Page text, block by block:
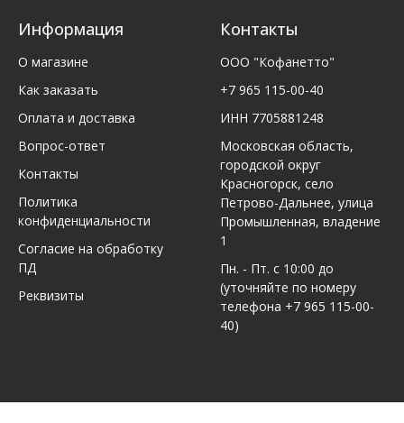
Информация
О магазине
Как заказать
Оплата и доставка
Вопрос-ответ
Контакты
Политика
конфиденциальности
Согласие на обработку
ПД
Реквизиты
Контакты
ООО "Кофанетто"
+7 965 115-00-40
ИНН 7705881248
Московская область,
городской округ
Красногорск, село
Петрово-Дальнее, улица
Промышленная, владение
1
Пн. - Пт. с 10:00 до
(уточняйте по номеру
телефона +7 965 115-00-
40)